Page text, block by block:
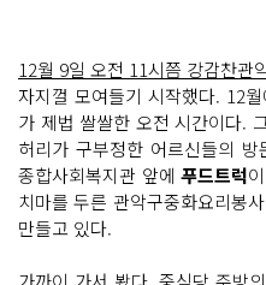
12월 9일 오전 11시쯤 강감찬관
자지껄 모여들기 시작했다. 12
가 제법 쌀쌀한 오전 시간이다.
허리가 구부정한 어르신들의
종합사회복지관 앞에 푸드트럭
치마를 두른 관악구중화요리봉
만들고 있다.